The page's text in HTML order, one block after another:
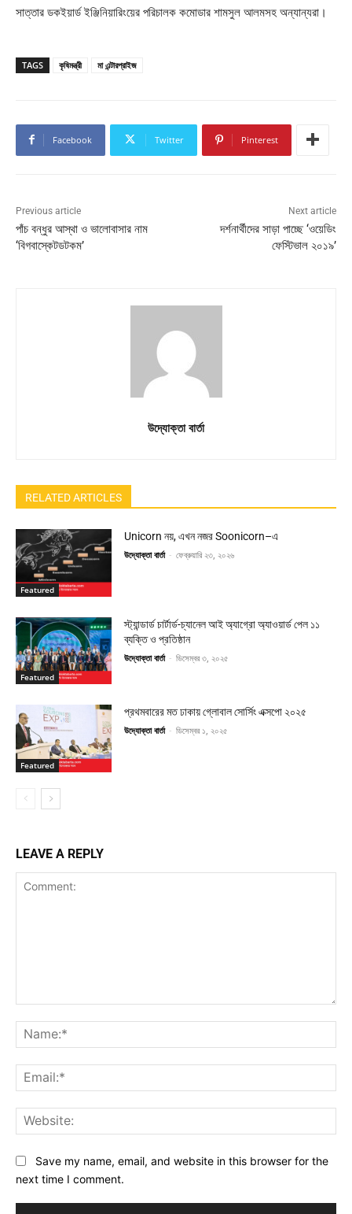
সাত্তার ডকইয়ার্ড ইঞ্জিনিয়ারিংয়ের পরিচালক কমোডার শামসুল আলমসহ অন্যান্যরা।
TAGS কৃষিমন্ত্রী মা এন্টারপ্রাইজ
Facebook Twitter Pinterest
Previous article
পাঁচ বন্ধুর আস্থা ও ভালোবাসার নাম
‘বিগবাস্কেটডটকম’
Next article
দর্শনার্থীদের সাড়া পাচ্ছে ‘ওয়েডিং
ফেস্টিভাল ২০১৯’
উদ্যোক্তা বার্তা
RELATED ARTICLES
Featured
Unicorn নয়, এখন নজর Soonicorn–এ
উদ্যোক্তা বার্তা - ফেব্রুয়ারি ২৩, ২০২৬
Featured
স্ট্যান্ডার্ড চার্টার্ড-চ্যানেল আই অ্যাগ্রো অ্যাওয়ার্ড পেল ১১
ব্যক্তি ও প্রতিষ্ঠান
উদ্যোক্তা বার্তা - ডিসেম্বর ৩, ২০২৫
Featured
প্রথমবারের মত ঢাকায় গ্লোবাল সোর্সিং এক্সপো ২০২৫
উদ্যোক্তা বার্তা - ডিসেম্বর ১, ২০২৫
LEAVE A REPLY
Save my name, email, and website in this browser for the
next time I comment.